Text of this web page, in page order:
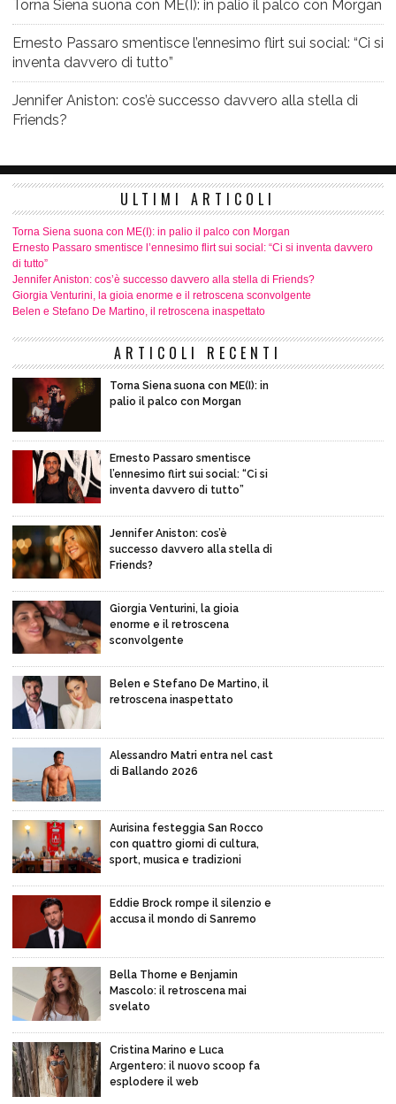
Torna Siena suona con ME(I): in palio il palco con Morgan
Ernesto Passaro smentisce l’ennesimo flirt sui social: “Ci si
inventa davvero di tutto”
Jennifer Aniston: cos’è successo davvero alla stella di
Friends?
ULTIMI ARTICOLI
Torna Siena suona con ME(I): in palio il palco con Morgan
Ernesto Passaro smentisce l’ennesimo flirt sui social: “Ci si inventa davvero
di tutto”
Jennifer Aniston: cos’è successo davvero alla stella di Friends?
Giorgia Venturini, la gioia enorme e il retroscena sconvolgente
Belen e Stefano De Martino, il retroscena inaspettato
ARTICOLI RECENTI
Torna Siena suona con ME(I): in
palio il palco con Morgan
Ernesto Passaro smentisce
l’ennesimo flirt sui social: “Ci si
inventa davvero di tutto”
Jennifer Aniston: cos’è
successo davvero alla stella di
Friends?
Giorgia Venturini, la gioia
enorme e il retroscena
sconvolgente
Belen e Stefano De Martino, il
retroscena inaspettato
Alessandro Matri entra nel cast
di Ballando 2026
Aurisina festeggia San Rocco
con quattro giorni di cultura,
sport, musica e tradizioni
Eddie Brock rompe il silenzio e
accusa il mondo di Sanremo
Bella Thorne e Benjamin
Mascolo: il retroscena mai
svelato
Cristina Marino e Luca
Argentero: il nuovo scoop fa
esplodere il web